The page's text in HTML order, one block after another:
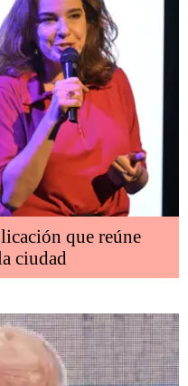
que reúne
ciudad